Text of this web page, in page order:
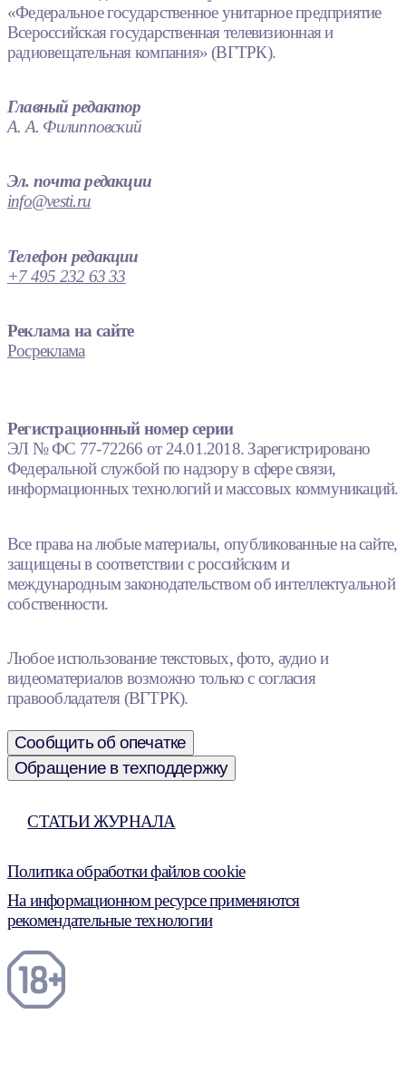
«Федеральное государственное унитарное предприятие
Всероссийская государственная телевизионная и
радиовещательная компания» (ВГТРК).
Главный редактор
А. А. Филипповский
Эл. почта редакции
info@vesti.ru
Телефон редакции
+7 495 232 63 33
Реклама на сайте
Росреклама
Регистрационный номер серии
ЭЛ № ФС 77-72266 от 24.01.2018. Зарегистрировано
Федеральной службой по надзору в сфере связи,
информационных технологий и массовых коммуникаций.
Все права на любые материалы, опубликованные на сайте,
защищены в соответствии с российским и
международным законодательством об интеллектуальной
собственности.
Любое использование текстовых, фото, аудио и
видеоматериалов возможно только с согласия
правообладателя (ВГТРК).
Сообщить об опечатке
Обращение в техподдержку
СТАТЬИ ЖУРНАЛА
Политика обработки файлов cookie
На информационном ресурсе применяются
рекомендательные технологии